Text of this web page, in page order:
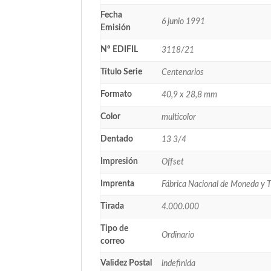
Fecha
Emisión
6 junio 1991
Nº EDIFIL 3118/21
Título Serie Centenarios
Formato 40,9 x 28,8 mm
Color multicolor
Dentado 13 3/4
Impresión Offset
Imprenta Fábrica Nacional de Moneda y
Tirada 4.000.000
Tipo de
correo
Ordinario
Validez Postal indefinida